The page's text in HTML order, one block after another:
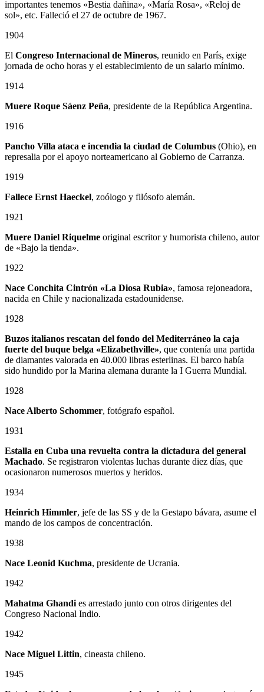
importantes tenemos «Bestia dañina», «María Rosa», «Reloj de
sol», etc. Falleció el 27 de octubre de 1967.
1904
El Congreso Internacional de Mineros, reunido en París, exige
jornada de ocho horas y el establecimiento de un salario mínimo.
1914
Muere Roque Sáenz Peña, presidente de la República Argentina.
1916
Pancho Villa ataca e incendia la ciudad de Columbus (Ohio), en
represalia por el apoyo norteamericano al Gobierno de Carranza.
1919
Fallece Ernst Haeckel, zoólogo y filósofo alemán.
1921
Muere Daniel Riquelme original escritor y humorista chileno, autor
de «Bajo la tienda».
1922
Nace Conchita Cintrón «La Diosa Rubia», famosa rejoneadora,
nacida en Chile y nacionalizada estadounidense.
1928
Buzos italianos rescatan del fondo del Mediterráneo la caja
fuerte del buque belga «Elizabethville», que contenía una partida
de diamantes valorada en 40.000 libras esterlinas. El barco había
sido hundido por la Marina alemana durante la I Guerra Mundial.
1928
Nace Alberto Schommer, fotógrafo español.
1931
Estalla en Cuba una revuelta contra la dictadura del general
Machado. Se registraron violentas luchas durante diez días, que
ocasionaron numerosos muertos y heridos.
1934
Heinrich Himmler, jefe de las SS y de la Gestapo bávara, asume el
mando de los campos de concentración.
1938
Nace Leonid Kuchma, presidente de Ucrania.
1942
Mahatma Ghandi es arrestado junto con otros dirigentes del
Congreso Nacional Indio.
1942
Nace Miguel Littin, cineasta chileno.
1945